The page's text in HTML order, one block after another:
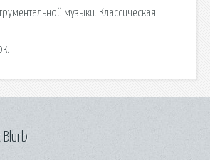
музыки. Классическая.